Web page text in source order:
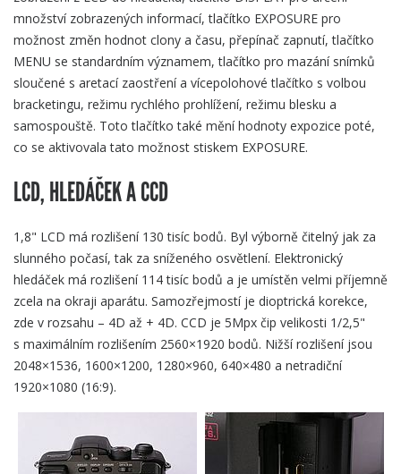
množství zobrazených informací, tlačítko EXPOSURE pro
možnost změn hodnot clony a času, přepínač zapnutí, tlačítko
MENU se standardním významem, tlačítko pro mazání snímků
sloučené s aretací zaostření a vícepolohové tlačítko s volbou
bracketingu, režimu rychlého prohlížení, režimu blesku a
samospouště. Toto tlačítko také mění hodnoty expozice poté,
co se aktivovala tato možnost stiskem EXPOSURE.
LCD, HLEDÁČEK A CCD
1,8" LCD má rozlišení 130 tisíc bodů. Byl výborně čitelný jak za
slunného počasí, tak za sníženého osvětlení. Elektronický
hledáček má rozlišení 114 tisíc bodů a je umístěn velmi příjemně
zcela na okraji aparátu. Samozřejmostí je dioptrická korekce,
zde v rozsahu – 4D až + 4D. CCD je 5Mpx čip velikosti 1/2,5"
s maximálním rozlišením 2560×1920 bodů. Nižší rozlišení jsou
2048×1536, 1600×1200, 1280×960, 640×480 a netradiční
1920×1080 (16:9).